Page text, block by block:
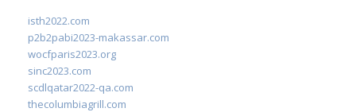
isth2022.com
p2b2pabi2023-makassar.com
wocfparis2023.org
sinc2023.com
scdlqatar2022-qa.com
thecolumbiagrill.com